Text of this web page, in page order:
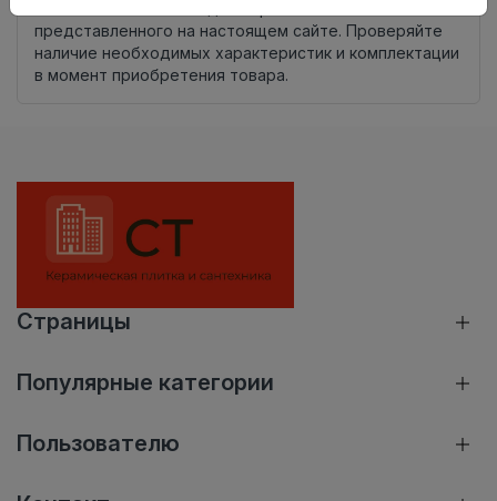
представленного на настоящем сайте. Проверяйте
наличие необходимых характеристик и комплектации
в момент приобретения товара.
Страницы
Популярные категории
Пользователю